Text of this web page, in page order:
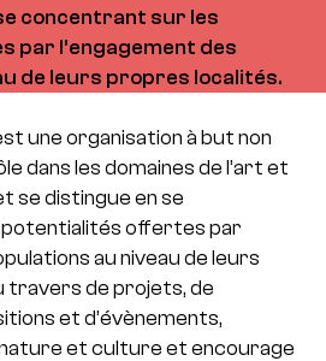
concentrant sur les
par l’engagement des
de leurs propres localités.
une organisation à but non
dans les domaines de l’art et
se distingue en se
offertes par
au niveau de leurs
travers de projets, de
et d’évènements,
et culture et encourage